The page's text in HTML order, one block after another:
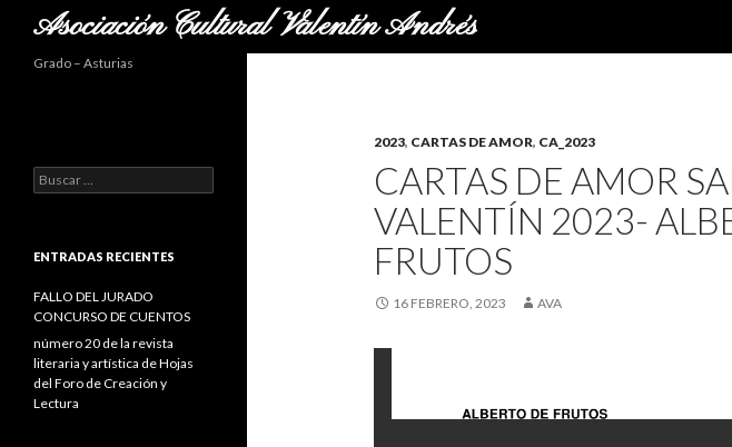
Asociación Cultural Valentín Andrés
Buscar
2023, CARTAS DE AMOR, CA_2023
CARTAS DE AMOR
VALENTÍN 2023-
FRUTOS
16 FEBRERO, 2023 AVA
Grado – Asturias
B
u
a
:
ENTRADAS RECIENTES
FALLO DEL JURADO
CONCURSO DE CUENTOS
número 20 de la revista
literaria y artística de Hojas
del Foro de Creación y
Lectura